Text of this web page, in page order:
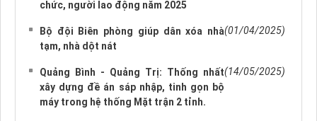
chức, người lao động năm 2025
Bộ đội Biên phòng giúp dân xóa nhà
tạm, nhà dột nát
(01/04/2025)
Quảng Bình - Quảng Trị: Thống nhất
xây dựng đề án sáp nhập, tinh gọn bộ
máy trong hệ thống Mặt trận 2 tỉnh.
(14/05/2025)